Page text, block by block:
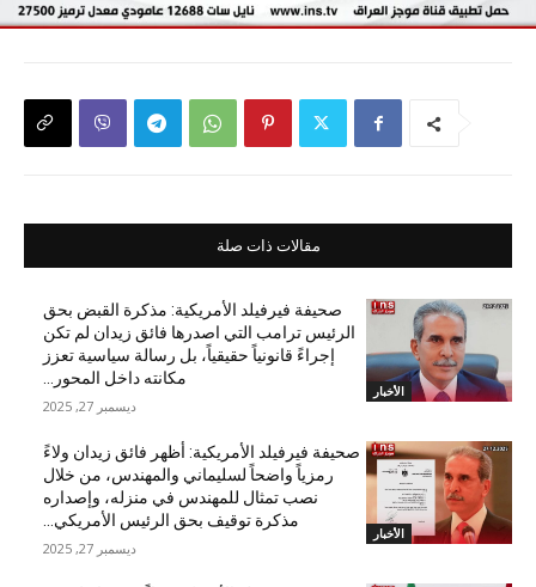
مقالات ذات صلة
الأخبار
صحيفة فيرفيلد الأمريكية: مذكرة القبض بحق
الرئيس ترامب التي اصدرها فائق زيدان لم تكن
إجراءً قانونياً حقيقياً، بل رسالة سياسية تعزز
مكانته داخل المحور...
ديسمبر 27, 2025
الأخبار
صحيفة فيرفيلد الأمريكية: أظهر فائق زيدان ولاءً
رمزياً واضحاً لسليماني والمهندس، من خلال
نصب تمثال للمهندس في منزله، وإصداره
مذكرة توقيف بحق الرئيس الأمريكي...
ديسمبر 27, 2025